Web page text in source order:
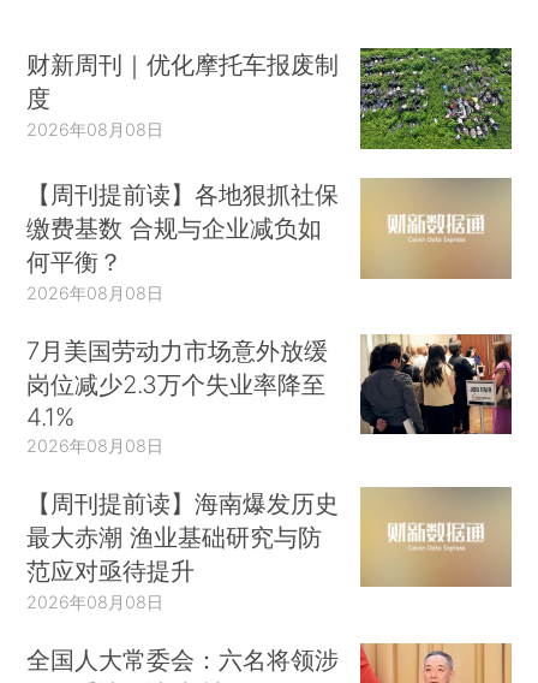
财新周刊｜优化摩托车报废制
度
2026年08月08日
【周刊提前读】各地狠抓社保
缴费基数 合规与企业减负如
何平衡？
2026年08月08日
7月美国劳动力市场意外放缓
岗位减少2.3万个失业率降至
4.1%
2026年08月08日
【周刊提前读】海南爆发历史
最大赤潮 渔业基础研究与防
范应对亟待提升
2026年08月08日
全国人大常委会：六名将领涉